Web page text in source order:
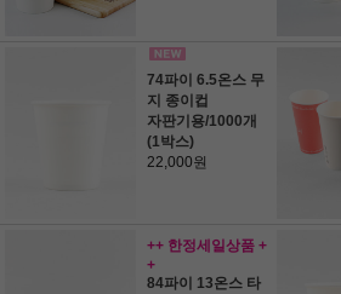
74파이 6.5온스 무
지 종이컵
자판기용/1000개
(1박스)
22,000원
++ 한정세일상품 +
+
84파이 13온스 타